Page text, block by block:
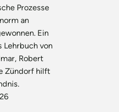
Prozesse
an
Ein
Lehrbuch von
Robert
Zündorf hilft